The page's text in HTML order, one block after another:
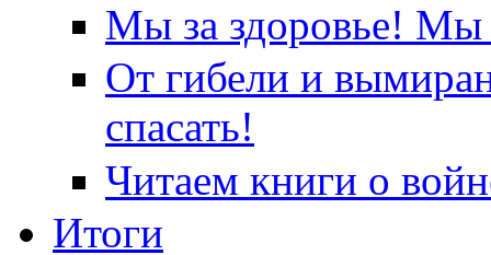
Мы за здоровье! Мы
От гибели и
спасать!
Читаем книги о
Итоги